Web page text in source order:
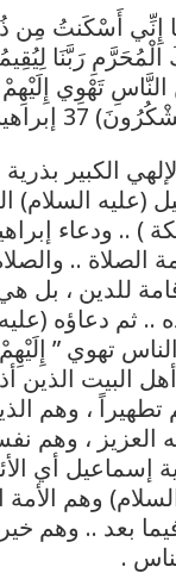
إِنِّي أَسْكَنتُ مِن
رَبَّنَا
تَهْوِي
إبراهيم
الكبير
(عليه السلام)
) .. ودعاء
الصلاة ..
للدين ، بل
.. ثم دعاؤه
تهوي ”
البيت الذين
، وهم
العزيز ، وهم
إسماعيل أي
وهم
بعد .. وهم
.